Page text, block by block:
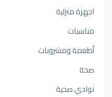
اجهزة منزلية
مناسبات
أطعمة ومشروبات
صحة
نوادي صحية